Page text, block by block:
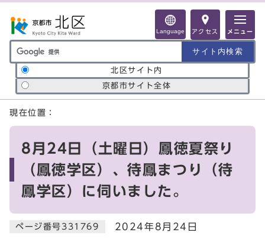
Language アクセス メニュー
サイト内検索の範囲
北区サイト内
京都市サイト全体
ここから本文です
現在位置：
8月24日（土曜日）鳳徳夏祭り
（鳳徳学区）、待鳳まつり（待
鳳学区）に伺いました。
ページ番号331769 2024年8月24日